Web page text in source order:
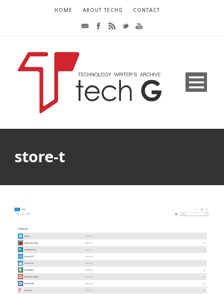
HOME ABOUT TECHG CONTACT
store-t